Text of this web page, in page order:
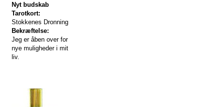
Nyt budskab
Tarotkort:
Stokkenes Dronning
Bekræftelse:
Jeg er åben over for
nye muligheder i mit
liv.